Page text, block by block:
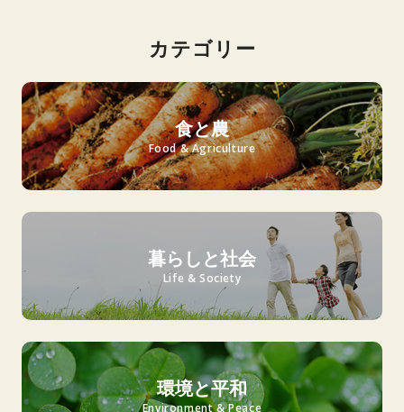
カテゴリー
食と農
Food & Agriculture
暮らしと社会
Life & Society
環境と平和
Environment & Peace